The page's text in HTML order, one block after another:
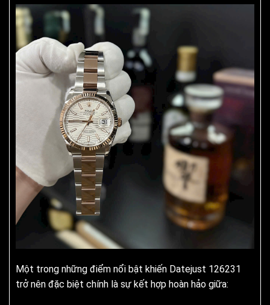
Một trong những điểm nổi bật khiến Datejust 126231
trở nên đặc biệt chính là sự kết hợp hoàn hảo giữa: